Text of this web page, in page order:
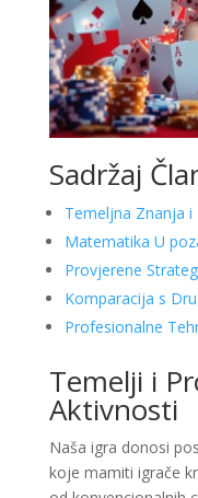
Sadržaj
Temeljna Znanja i
Matematika U
Provjerene
Komparacija s
Profesionalne
Temelji i
Aktivnosti
Naša igra donosi
koje mamiti igrače